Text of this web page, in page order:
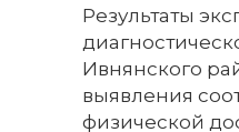
Результаты
Ивнянского
выявления
физической